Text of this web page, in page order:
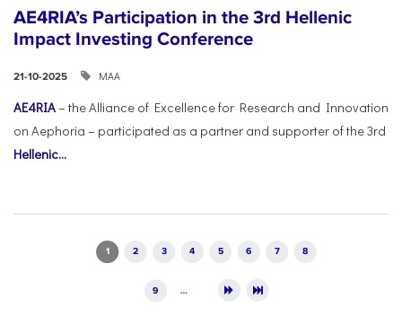
AE4RIA’s Participation in the 3rd Hellenic
Impact Investing Conference
21-10-2025 ΜΑΑ
AE4RIA– the Alliance of Excellence for Research and Innovation
on Aephoria – participated as a partner and supporter of the 3rd
Hellenic...
1 2 3 4 5 6 7 8
9 …